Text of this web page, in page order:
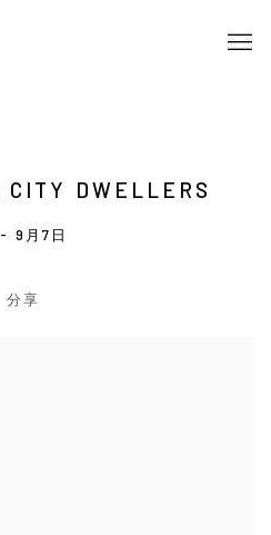
CITY DWELLERS
9月7日
分享